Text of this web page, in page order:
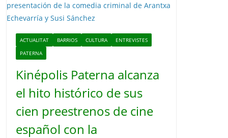
ACTUALITAT BARRIOS CULTURA
ENTREVISTES
PATERNA
Kinépolis Paterna alcanza
el hito histórico de sus
cien preestrenos de cine
español con la